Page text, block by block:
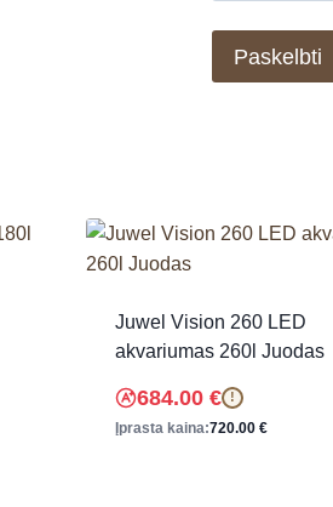
Juwel Vision 260 LED
akvariumas 260l Juodas
684.00 € !
Įprasta kaina:720.00 €